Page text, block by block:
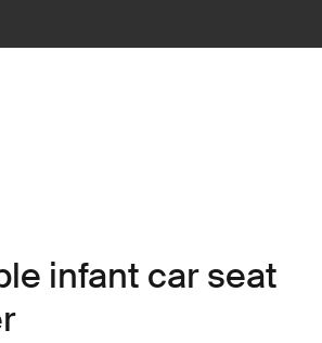
infant car seat